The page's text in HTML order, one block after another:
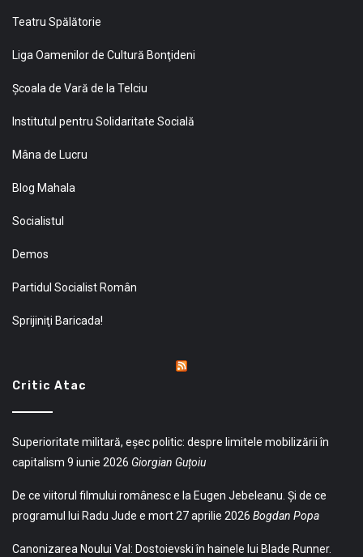
Teatru Spălătorie
Liga Oamenilor de Cultură Bonţideni
Şcoala de Vară de la Telciu
Institutul pentru Solidaritate Socială
Mâna de Lucru
Blog Mahala
Socialistul
Demos
Partidul Socialist Român
Sprijiniţi Baricada!
Critic Atac
Superioritate militară, eșec politic: despre limitele mobilizării în
capitalism 9 iunie 2026 Giorgian Guțoiu
De ce viitorul filmului românesc e la Eugen Jebeleanu. Și de ce
programul lui Radu Jude e mort27 aprilie 2026 Bogdan Popa
Canonizarea Noului Val: Dostoievski în hainele lui Blade Runner.